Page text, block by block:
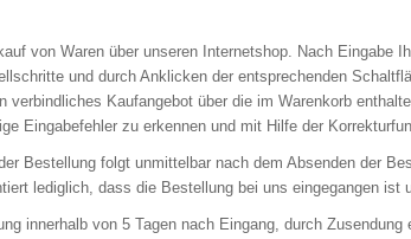
von Waren über unseren Internetshop. Nach Eingabe
und durch Anklicken der entsprechenden
verbindliches Kaufangebot über die im Warenkorb
Eingabefehler zu erkennen und mit Hilfe der
Bestellung folgt unmittelbar nach dem Absenden der
lediglich, dass die Bestellung bei uns eingegangen ist
innerhalb von 5 Tagen nach Eingang, durch